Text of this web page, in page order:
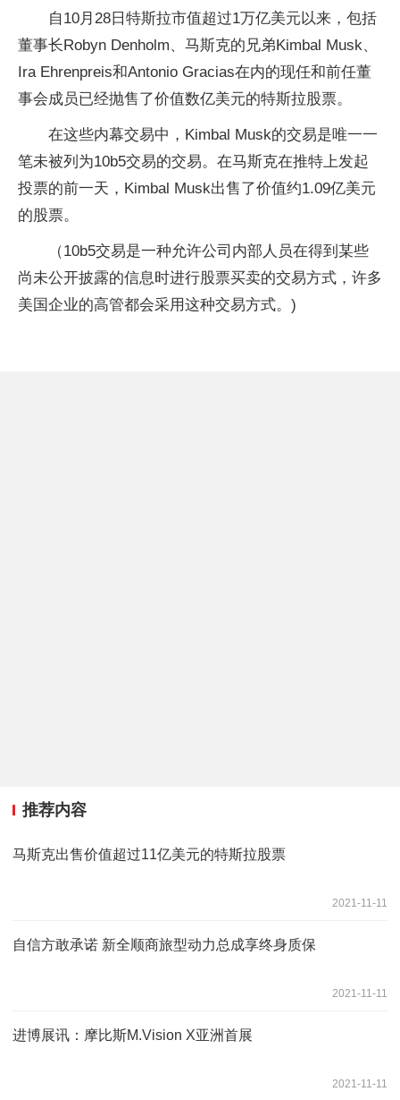
自10月28日特斯拉市值超过1万亿美元以来，包括
董事长Robyn Denholm、马斯克的兄弟Kimbal Musk、
Ira Ehrenpreis和Antonio Gracias在内的现任和前任董
事会成员已经抛售了价值数亿美元的特斯拉股票。
在这些内幕交易中，Kimbal Musk的交易是唯一一
笔未被列为10b5交易的交易。在马斯克在推特上发起
投票的前一天，Kimbal Musk出售了价值约1.09亿美元
的股票。
（10b5交易是一种允许公司内部人员在得到某些
尚未公开披露的信息时进行股票买卖的交易方式，许多
美国企业的高管都会采用这种交易方式。)
推荐内容
马斯克出售价值超过11亿美元的特斯拉股票
2021-11-11
自信方敢承诺 新全顺商旅型动力总成享终身质保
2021-11-11
进博展讯：摩比斯M.Vision X亚洲首展
2021-11-11